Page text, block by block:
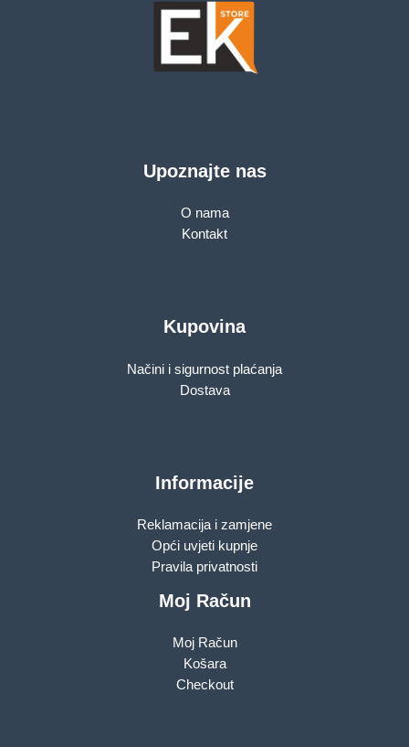
Upoznajte nas
O nama
Kontakt
Kupovina
Načini i sigurnost plaćanja
Dostava
Informacije
Reklamacija i zamjene
Opći uvjeti kupnje
Pravila privatnosti
Moj Račun
Moj Račun
Košara
Checkout